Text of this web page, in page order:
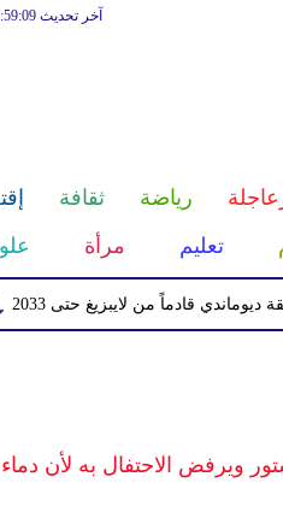
آخر تحديث GMT21:59:09
رياضة ثقافة
تعليم مرأة
من لايبزيغ حتى 2033
ويرفض الاحتفال به لأن